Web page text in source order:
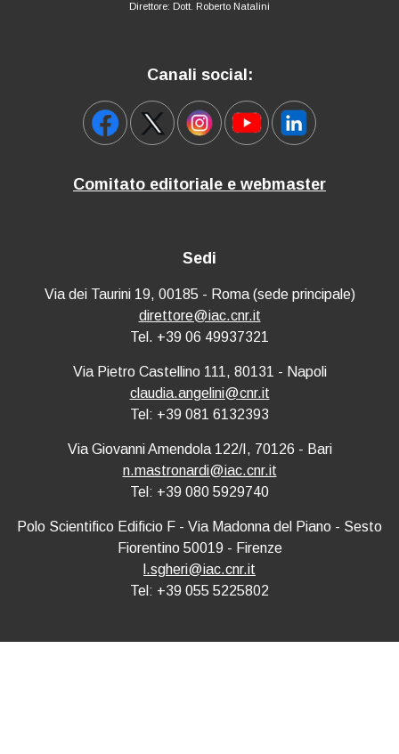
Direttore: Dott. Roberto Natalini
Canali social:
Comitato editoriale e webmaster
Sedi
Via dei Taurini 19, 00185 - Roma (sede principale)
direttore@iac.cnr.it
Tel. +39 06 49937321
Via Pietro Castellino 111, 80131 - Napoli
claudia.angelini@cnr.it
Tel: +39 081 6132393
Via Giovanni Amendola 122/I, 70126 - Bari
n.mastronardi@iac.cnr.it
Tel: +39 080 5929740
Polo Scientifico Edificio F - Via Madonna del Piano - Sesto
Fiorentino 50019 - Firenze
l.sgheri@iac.cnr.it
Tel: +39 055 5225802